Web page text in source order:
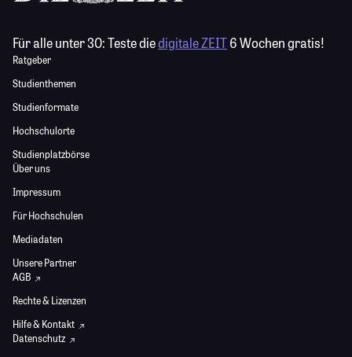
Für alle unter 30:Teste diedigitale ZEIT6 Wochen gratis!
Ratgeber
Studienthemen
Studienformate
Hochschulorte
Studienplatzbörse
Über uns
Impressum
Für Hochschulen
Mediadaten
Unsere Partner
AGB
Rechte & Lizenzen
Hilfe & Kontakt
Datenschutz